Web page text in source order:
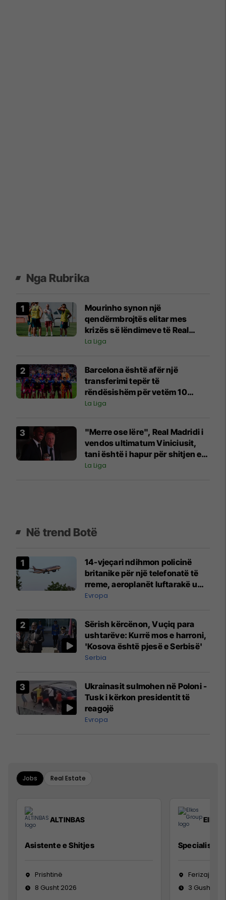
Nga Rubrika
Mourinho synon një
qendërmbrojtës elitar mes
krizës së lëndimeve të Real
Madridit
La Liga
Barcelona është afër një
transferimi tepër të
rëndësishëm për vetëm 10
milionë euro
La Liga
"Merre ose lëre", Real Madridi i
vendos ultimatum Viniciusit,
tani është i hapur për shitjen e
tij
La Liga
Në trend Botë
14-vjeçari ndihmon policinë
britanike për një telefonatë të
rreme, aeroplanët luftarakë u
ngritën në ajër për të
Mançesterit
Evropa
Sërish kërcënon, Vuçiq para
ushtarëve: Kurrë mos e harroni,
'Kosova është pjesë e Serbisë'
Serbia
Ukrainasit sulmohen në Poloni -
Tusk i kërkon presidentit të
reagojë
Evropa
Jobs Real Estate
ALTINBAS
Asistente e Shitjes
Prishtinë
8 Gusht 2026
Elkos
Specialist
Ferizaj
3 Gusht